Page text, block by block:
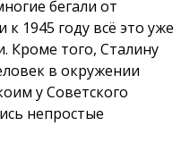
бегали от
1945 году всё это уже
Кроме того, Сталину
в окружении
у Советского
непростые